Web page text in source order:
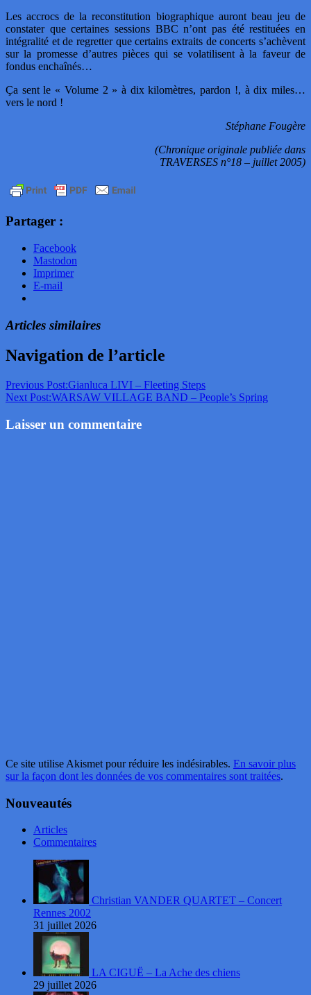
Les accrocs de la reconstitution biographique auront beau jeu de
constater que certaines sessions BBC n’ont pas été restituées en
intégralité et de regretter que certains extraits de concerts s’achèvent
sur la promesse d’autres pièces qui se volatilisent à la faveur de
fondus enchaînés…
Ça sent le « Volume 2 » à dix kilomètres, pardon !, à dix miles…
vers le nord !
Stéphane Fougère
(Chronique originale publiée dans
TRAVERSES n°18 – juillet 2005)
Partager :
Facebook
Mastodon
Imprimer
E-mail
Articles similaires
Navigation de l’article
Previous Post:Gianluca LIVI – Fleeting Steps
Next Post:WARSAW VILLAGE BAND – People’s Spring
Laisser un commentaire
Ce site utilise Akismet pour réduire les indésirables. En savoir plus
sur la façon dont les données de vos commentaires sont traitées.
Nouveautés
Articles
Commentaires
Christian VANDER QUARTET – Concert
Rennes 2002
31 juillet 2026
LA CIGUË – La Ache des chiens
29 juillet 2026